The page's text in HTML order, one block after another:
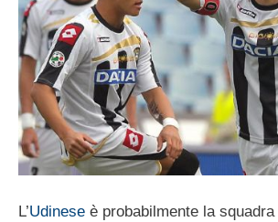
L’Udinese è probabilmente la